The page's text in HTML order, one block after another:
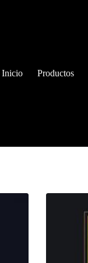
Inicio Productos